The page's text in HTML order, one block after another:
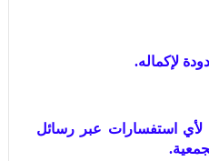
لإكماله.
لأي استفسارات عبر رسائل